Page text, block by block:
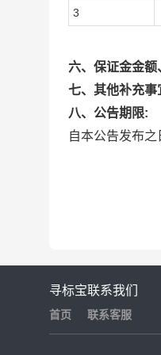
3
六、保证金金
七、其他补充事
八、公告期限:
自本公告发布之
寻标宝
首页
联系我们
联系客服